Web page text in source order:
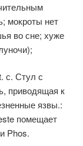
мокроты нет
во сне; хуже
с. Стул с
приводящая к
язвы.:
помещает
Phos.